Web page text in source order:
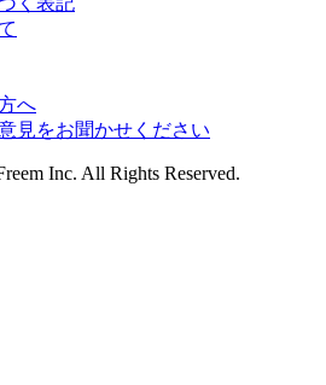
へ
見をお聞かせください
Inc. All Rights Reserved.